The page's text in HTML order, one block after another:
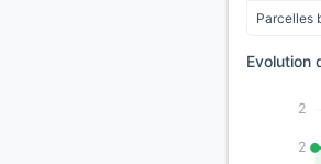
Parcelles
Evolution
2
2